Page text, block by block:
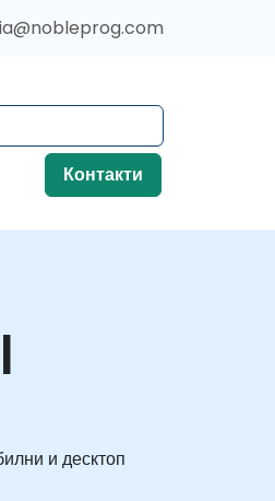
Контакти
и десктоп